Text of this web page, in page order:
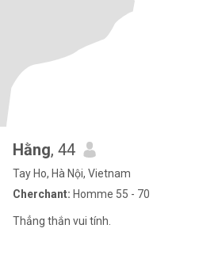
Hằng, 44
Tay Ho, Hà Nội, Vietnam
Cherchant: Homme 55 - 70
Thẳng thắn vui tính.